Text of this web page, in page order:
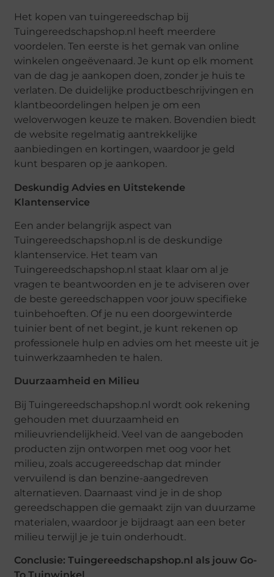
Het kopen van tuingereedschap bij
Tuingereedschapshop.nl heeft meerdere
voordelen. Ten eerste is het gemak van online
winkelen ongeëvenaard. Je kunt op elk moment
van de dag je aankopen doen, zonder je huis te
verlaten. De duidelijke productbeschrijvingen en
klantbeoordelingen helpen je om een
weloverwogen keuze te maken. Bovendien biedt
de website regelmatig aantrekkelijke
aanbiedingen en kortingen, waardoor je geld
kunt besparen op je aankopen.
Deskundig Advies en Uitstekende
Klantenservice
Een ander belangrijk aspect van
Tuingereedschapshop.nl is de deskundige
klantenservice. Het team van
Tuingereedschapshop.nl staat klaar om al je
vragen te beantwoorden en je te adviseren over
de beste gereedschappen voor jouw specifieke
tuinbehoeften. Of je nu een doorgewinterde
tuinier bent of net begint, je kunt rekenen op
professionele hulp en advies om het meeste uit je
tuinwerkzaamheden te halen.
Duurzaamheid en Milieu
Bij Tuingereedschapshop.nl wordt ook rekening
gehouden met duurzaamheid en
milieuvriendelijkheid. Veel van de aangeboden
producten zijn ontworpen met oog voor het
milieu, zoals accugereedschap dat minder
vervuilend is dan benzine-aangedreven
alternatieven. Daarnaast vind je in de shop
gereedschappen die gemaakt zijn van duurzame
materialen, waardoor je bijdraagt aan een beter
milieu terwijl je je tuin onderhoudt.
Conclusie: Tuingereedschapshop.nl als jouw Go-